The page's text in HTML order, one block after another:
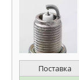
Поставка